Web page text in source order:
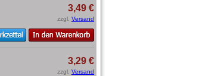
3,49 €
zzgl. Versand
3,29 €
zzgl. Versand